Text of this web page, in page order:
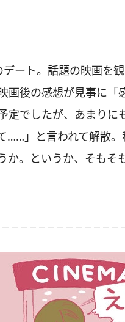
ート。話題の映画を観
画後の感想が見事に「
定でしたが、あまりに
……」と言われて解散
か。というか、そもそ